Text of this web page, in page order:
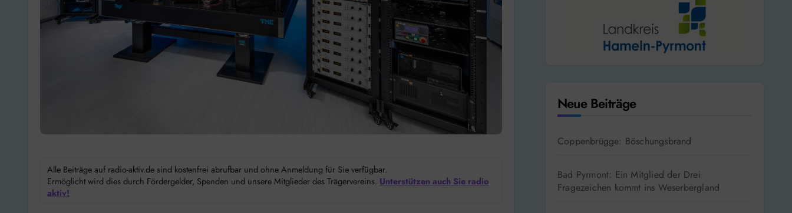
Alle Beiträge auf radio-aktiv.de sind kostenfrei abrufbar und ohne Anmeldung für Sie verfügbar.
Ermöglicht wird dies durch Fördergelder, Spenden und unsere Mitglieder des Trägervereins. Unterstützen auch Sie radio
aktiv!
Neue Beiträge
Coppenbrügge: Böschungsbrand
Bad Pyrmont: Ein Mitglied der Drei
Fragezeichen kommt ins Weserbergland